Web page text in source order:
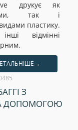
друкує як
так і
пластику.
відмінні
З
ДОПОМОГОЮ